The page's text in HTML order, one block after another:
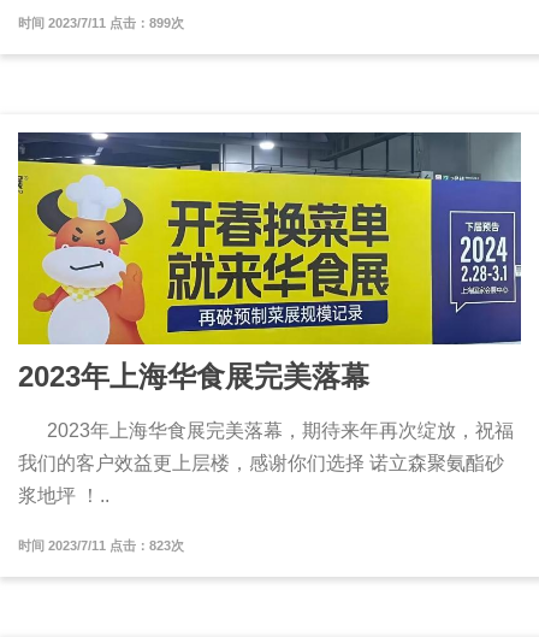
时间 2023/7/11 点击：899次
2023年上海华食展完美落幕
2023年上海华食展完美落幕，期待来年再次绽放，祝福
我们的客户效益更上层楼，感谢你们选择 诺立森聚氨酯砂
浆地坪 ！..
时间 2023/7/11 点击：823次